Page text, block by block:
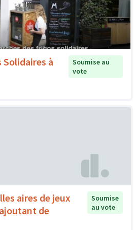
Solidaires à
Soumise au
vote
aires de jeux
de
Soumise
au vote